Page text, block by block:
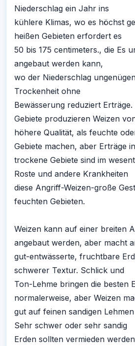
Niederschlag ein Jahr ins
kühlere Klimas, wo es höchst
heißen Gebieten erfordert es
50 bis 175 centimeters., die Es
angebaut werden kann,
wo der Niederschlag
Trockenheit ohne
Bewässerung reduziert
Gebiete produzieren Weizen
höhere Qualität, als feuchte
Gebiete machen, aber Erträge in
trockene Gebiete sind im
Roste und andere Krankheiten
diese Angriff-Weizen-große
feuchten Gebieten.
Weizen kann auf einer breiten
angebaut werden, aber macht
gut-entwässerte, fruchtbare
schwerer Textur. Schlick und
Ton-Lehme bringen die besten
normalerweise, aber Weizen
gut auf feinen sandigen
Sehr schwer oder sehr sandig
Erden sollten vermieden